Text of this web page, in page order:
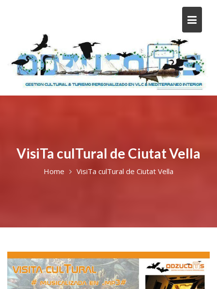
VisiTa culTural de Ciutat Vella
Home VisiTa culTural de Ciutat Vella